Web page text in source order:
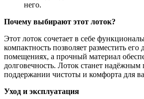
него.
Почему выбирают этот лоток?
Этот лоток сочетает в себе
компактность позволяет разместить
помещениях, а прочный материал
долговечность. Лоток станет
поддержании чистоты и комфорта для
Уход и эксплуатация